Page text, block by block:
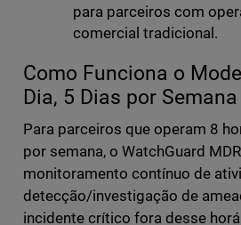
para parceiros com
comercial tradicional.
Como Funciona o
Dia, 5 Dias por Semana
Para parceiros que operam 8
por semana, o WatchGuard
monitoramento contínuo de
detecção/investigação de
incidente crítico fora desse